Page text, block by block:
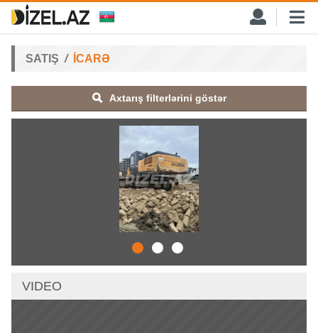
SATIŞ İCARƏ
Axtarış filterlərini göstər
VIDEO